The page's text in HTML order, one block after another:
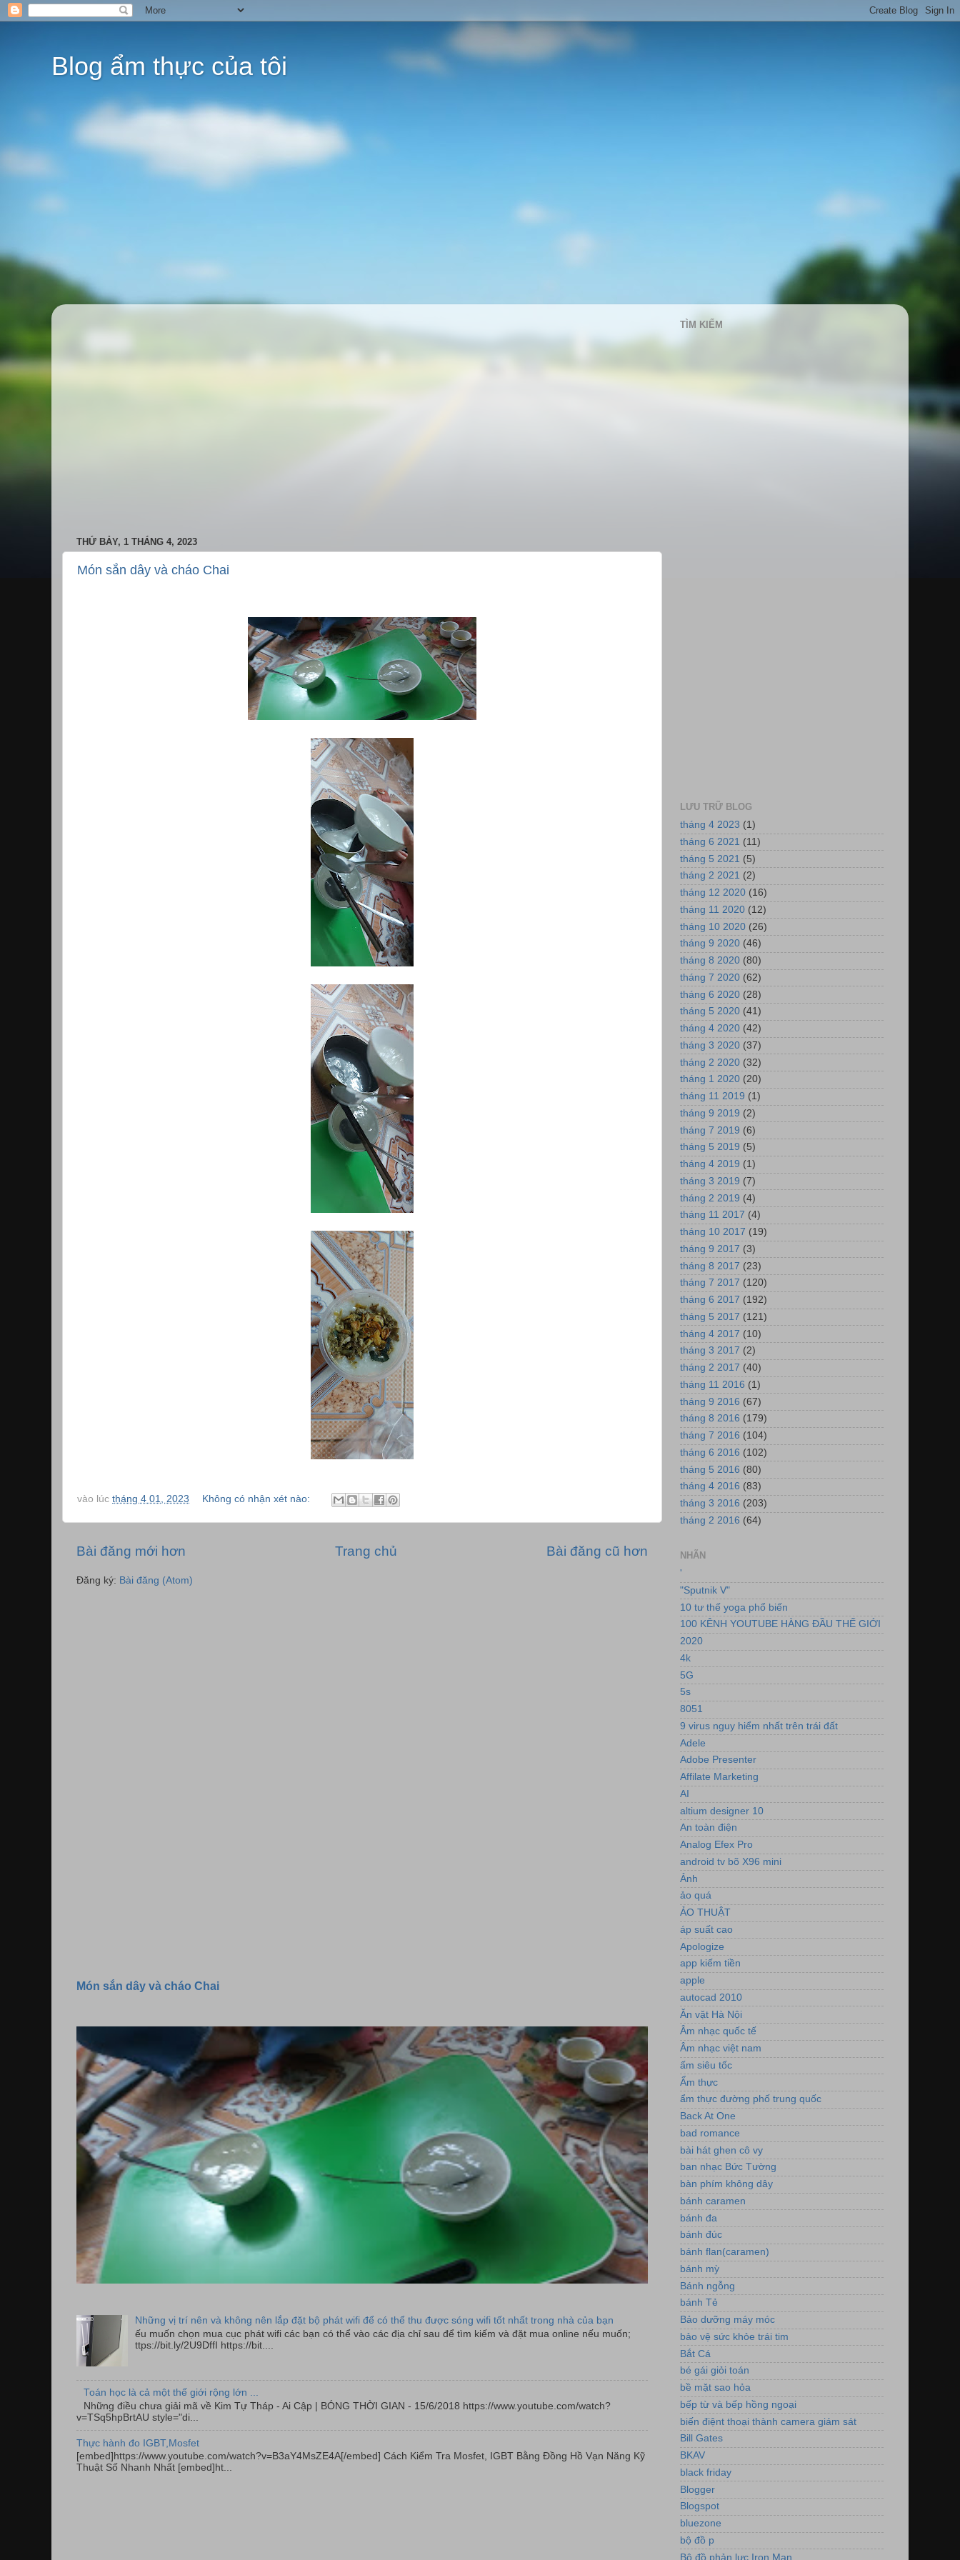
Blog ẩm thực của tôi
THỨ BẢY, 1 THÁNG 4, 2023
Món sắn dây và cháo Chai
vào lúc tháng 4 01, 2023 Không có nhận xét nào:
Bài đăng mới hơn Bài đăng cũ hơn
Trang chủ
Đăng ký: Bài đăng (Atom)
Món sắn dây và cháo Chai
Những vị trí nên và không nên lắp đặt bộ phát wifi để có thể thu được sóng wifi tốt nhất trong nhà của bạn
ếu muốn chọn mua cục phát wifi các bạn có thể vào các địa chỉ sau để tìm kiếm và đặt mua online nếu muốn;
ttps://bit.ly/2U9DffI https://bit....
Toán học là cả một thế giới rộng lớn ...
Những điều chưa giải mã về Kim Tự Tháp - Ai Cập | BÓNG THỜI GIAN - 15/6/2018 https://www.youtube.com/watch?
v=TSq5hpBrtAU style="di...
Thực hành đo IGBT,Mosfet
[embed]https://www.youtube.com/watch?v=B3aY4MsZE4A[/embed] Cách Kiểm Tra Mosfet, IGBT Bằng Đồng Hồ Vạn Năng Kỹ
Thuật Số Nhanh Nhất [embed]ht...
TÌM KIẾM
LƯU TRỮ BLOG
tháng 4 2023 (1)
tháng 6 2021 (11)
tháng 5 2021 (5)
tháng 2 2021 (2)
tháng 12 2020 (16)
tháng 11 2020 (12)
tháng 10 2020 (26)
tháng 9 2020 (46)
tháng 8 2020 (80)
tháng 7 2020 (62)
tháng 6 2020 (28)
tháng 5 2020 (41)
tháng 4 2020 (42)
tháng 3 2020 (37)
tháng 2 2020 (32)
tháng 1 2020 (20)
tháng 11 2019 (1)
tháng 9 2019 (2)
tháng 7 2019 (6)
tháng 5 2019 (5)
tháng 4 2019 (1)
tháng 3 2019 (7)
tháng 2 2019 (4)
tháng 11 2017 (4)
tháng 10 2017 (19)
tháng 9 2017 (3)
tháng 8 2017 (23)
tháng 7 2017 (120)
tháng 6 2017 (192)
tháng 5 2017 (121)
tháng 4 2017 (10)
tháng 3 2017 (2)
tháng 2 2017 (40)
tháng 11 2016 (1)
tháng 9 2016 (67)
tháng 8 2016 (179)
tháng 7 2016 (104)
tháng 6 2016 (102)
tháng 5 2016 (80)
tháng 4 2016 (83)
tháng 3 2016 (203)
tháng 2 2016 (64)
NHÃN
'
"Sputnik V"
10 tư thế yoga phổ biến
100 KÊNH YOUTUBE HÀNG ĐẦU THẾ GIỚI
2020
4k
5G
5s
8051
9 virus nguy hiểm nhất trên trái đất
Adele
Adobe Presenter
Affilate Marketing
AI
altium designer 10
An toàn điện
Analog Efex Pro
android tv bõ X96 mini
Ảnh
ảo quá
ẢO THUẬT
áp suất cao
Apologize
app kiếm tiền
apple
autocad 2010
Ăn vặt Hà Nội
Âm nhạc quốc tế
Âm nhạc việt nam
ấm siêu tốc
Ẩm thực
ẩm thực đường phố trung quốc
Back At One
bad romance
bài hát ghen cô vy
ban nhạc Bức Tường
bàn phím không dây
bánh caramen
bánh đa
bánh đúc
bánh flan(caramen)
bánh mỳ
Bánh ngỗng
bánh Tẻ
Bảo dưỡng máy móc
bảo vệ sức khỏe trái tim
Bắt Cá
bé gái giỏi toán
bề mặt sao hỏa
bếp từ và bếp hồng ngoại
biến điệnt thoại thành camera giám sát
Bill Gates
BKAV
black friday
Blogger
Blogspot
bluezone
bộ đồ p
Bộ đồ phản lực Iron Man